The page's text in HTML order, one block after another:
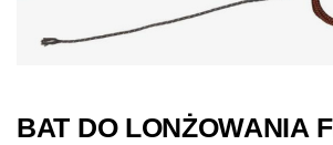
BAT DO LONŻOWANIA